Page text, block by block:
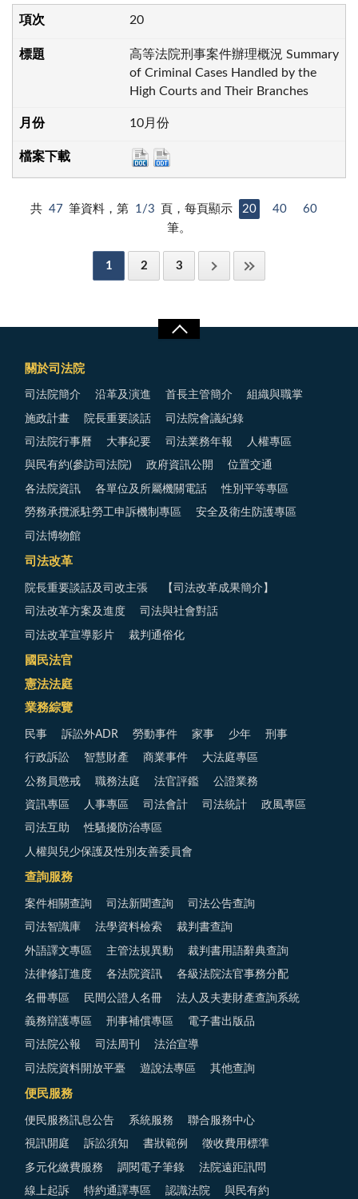
20
高等法院刑事案件辦理概況 Summary
of Criminal Cases Handled by the
High Courts and Their Branches
10月份
共 47 筆資料，第 1/3 頁，每頁顯示 20 40
60
筆。
1 2 3
關於司法院
司法院簡介 沿革及演進 首長主管簡介 組織與職掌
施政計畫 院長重要談話 司法院會議紀錄
司法院行事曆 大事紀要 司法業務年報 人權專區
與民有約(參訪司法院) 政府資訊公開 位置交通
各法院資訊 各單位及所屬機關電話 性別平等專區
勞務承攬派駐勞工申訴機制專區 安全及衛生防護專區
司法博物館
司法改革
院長重要談話及司改主張 【司法改革成果簡介】
司法改革方案及進度 司法與社會對話
司法改革宣導影片 裁判通俗化
國民法官
憲法法庭
業務綜覽
民事 訴訟外ADR 勞動事件 家事 少年 刑事
行政訴訟 智慧財產 商業事件 大法庭專區
公務員懲戒 職務法庭 法官評鑑 公證業務
資訊專區 人事專區 司法會計 司法統計 政風專區
司法互助 性騷擾防治專區
人權與兒少保護及性別友善委員會
查詢服務
案件相關查詢 司法新聞查詢 司法公告查詢
司法智識庫 法學資料檢索 裁判書查詢
外語譯文專區 主管法規異動 裁判書用語辭典查詢
法律修訂進度 各法院資訊 各級法院法官事務分配
名冊專區 民間公證人名冊 法人及夫妻財產查詢系統
義務辯護專區 刑事補償專區 電子書出版品
司法院公報 司法周刊 法治宣導
司法院資料開放平臺 遊說法專區 其他查詢
便民服務
便民服務訊息公告 系統服務 聯合服務中心
視訊開庭 訴訟須知 書狀範例 徵收費用標準
多元化繳費服務 調閱電子筆錄 法院遠距訊問
線上起訴 特約通譯專區 認識法院 與民有約